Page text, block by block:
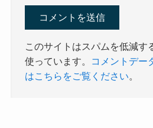
このサイトはスパムを低減す
使っています。
コメントデー
はこちらをご覧ください。